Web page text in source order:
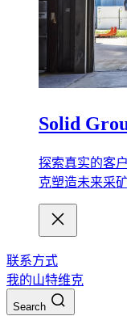
Solid
探索真实的客
克塑造未来采
联系方式
我的山特维克
Search